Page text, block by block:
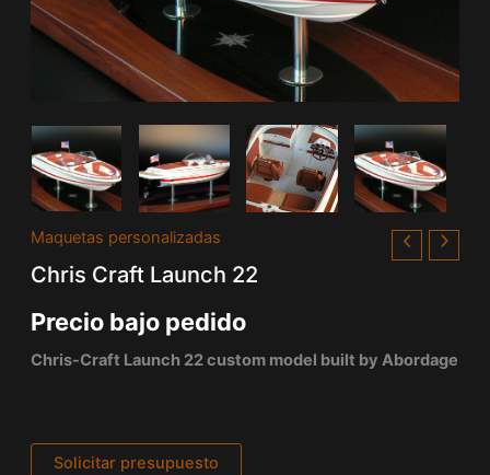
Maquetas personalizadas
Chris Craft Launch 22
Precio bajo pedido
Chris-Craft Launch 22 custom model built by Abordage
Solicitar presupuesto